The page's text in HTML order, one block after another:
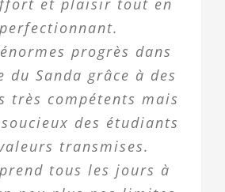
progrès dans
Sanda grâce à des
très compétents mais
des étudiants
transmises.
tous les jours à